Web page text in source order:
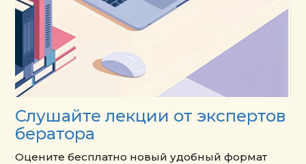
Слушайте лекции от экспертов
бератора
Оцените бесплатно новый удобный формат